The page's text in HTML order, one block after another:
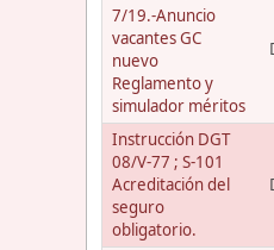
7/19.-Anuncio
vacantes GC
nuevo
Reglamento y
simulador méritos
Instrucción DGT
08/V-77 ; S-101
Acreditación del
seguro
obligatorio.